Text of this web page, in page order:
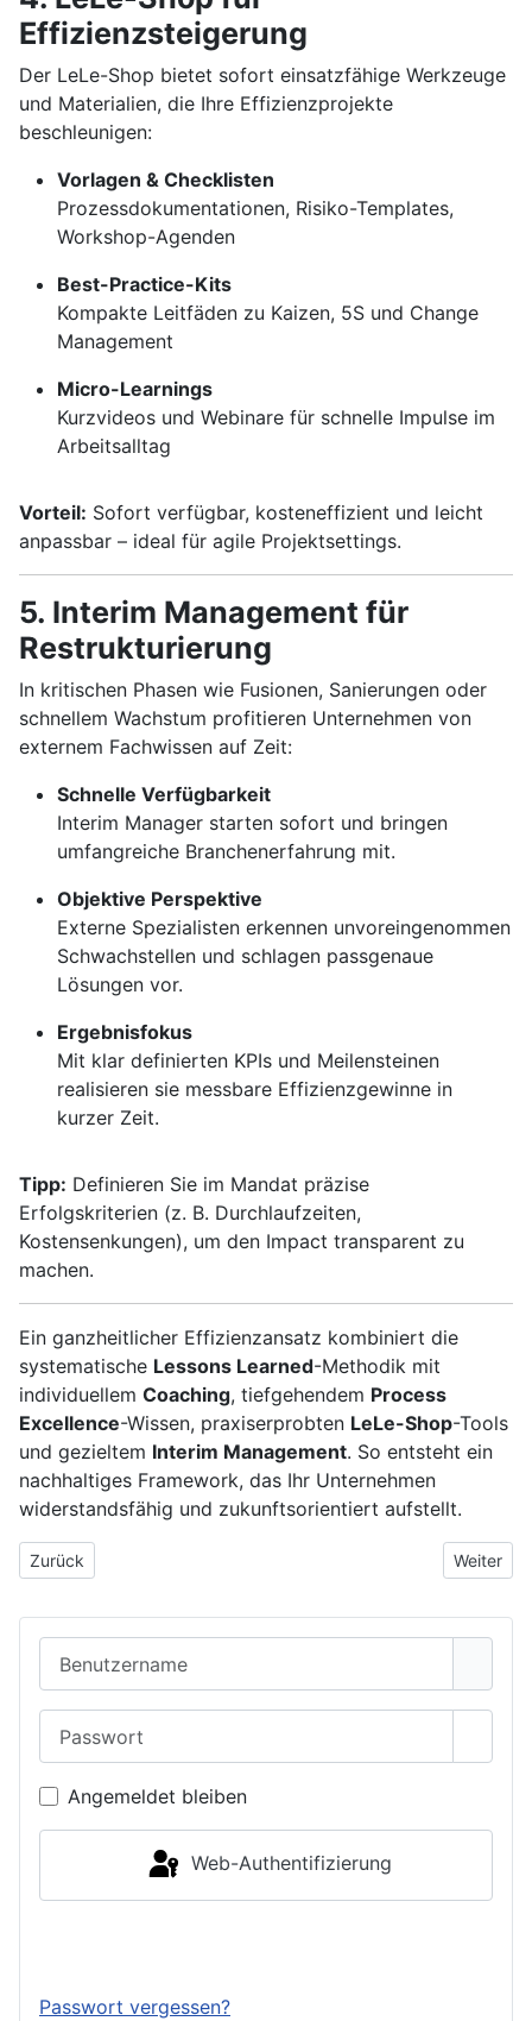
Effizienzsteigerung
Der LeLe-Shop bietet sofort einsatzfähige Werkzeuge
und Materialien, die Ihre Effizienzprojekte
beschleunigen:
Vorlagen & Checklisten
Prozessdokumentationen, Risiko-Templates,
Workshop-Agenden
Best-Practice-Kits
Kompakte Leitfäden zu Kaizen, 5S und Change
Management
Micro-Learnings
Kurzvideos und Webinare für schnelle Impulse im
Arbeitsalltag
Vorteil: Sofort verfügbar, kosteneffizient und leicht
anpassbar – ideal für agile Projektsettings.
5. Interim Management für
Restrukturierung
In kritischen Phasen wie Fusionen, Sanierungen oder
schnellem Wachstum profitieren Unternehmen von
externem Fachwissen auf Zeit:
Schnelle Verfügbarkeit
Interim Manager starten sofort und bringen
umfangreiche Branchenerfahrung mit.
Objektive Perspektive
Externe Spezialisten erkennen unvoreingenommen
Schwachstellen und schlagen passgenaue
Lösungen vor.
Ergebnisfokus
Mit klar definierten KPIs und Meilensteinen
realisieren sie messbare Effizienzgewinne in
kurzer Zeit.
Tipp: Definieren Sie im Mandat präzise
Erfolgskriterien (z. B. Durchlaufzeiten,
Kostensenkungen), um den Impact transparent zu
machen.
Ein ganzheitlicher Effizienzansatz kombiniert die
systematische Lessons Learned-Methodik mit
individuellem Coaching, tiefgehendem Process
Excellence-Wissen, praxiserprobten LeLe-Shop-Tools
und gezieltem Interim Management. So entsteht ein
nachhaltiges Framework, das Ihr Unternehmen
widerstandsfähig und zukunftsorientiert aufstellt.
Vorheriger Beitrag: IT-Systemhaus mit professionellem
Zurück Nächster
Weiter
Angemeldet bleiben
Web-Authentifizierung
Passwort vergessen?